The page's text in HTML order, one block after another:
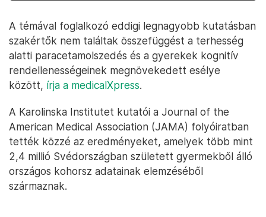
A témával foglalkozó eddigi legnagyobb kutatásban
szakértők nem találtak összefüggést a terhesség
alatti paracetamolszedés és a gyerekek kognitív
rendellenességeinek megnövekedett esélye
között, írja a medicalXpress.
A Karolinska Institutet kutatói a Journal of the
American Medical Association (JAMA) folyóiratban
tették közzé az eredményeket, amelyek több mint
2,4 millió Svédországban született gyermekből álló
országos kohorsz adatainak elemzéséből
származnak.